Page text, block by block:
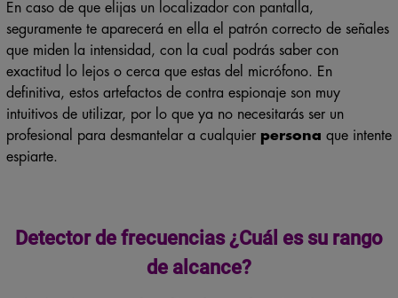
En caso de que elijas un localizador con pantalla,
seguramente te aparecerá en ella el patrón correcto de señales
que miden la intensidad, con la cual podrás saber con
exactitud lo lejos o cerca que estas del micrófono. En
definitiva, estos artefactos de contra espionaje son muy
intuitivos de utilizar, por lo que ya no necesitarás ser un
profesional para desmantelar a cualquier persona que intente
espiarte.
Detector de frecuencias ¿Cuál es su rango
de alcance?